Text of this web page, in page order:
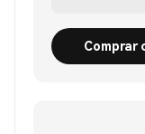
Comprar